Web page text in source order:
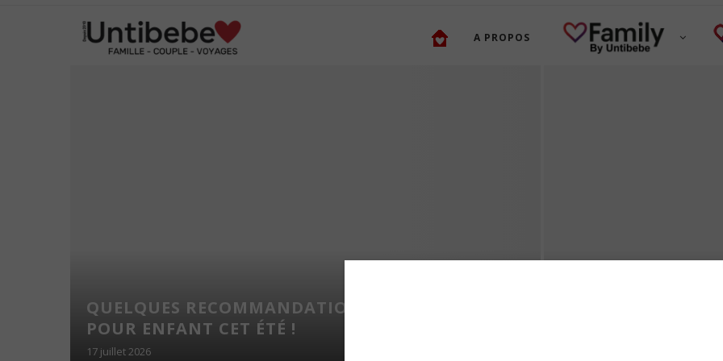
A PROPOS
QUELQUES RECOMMANDATIONS DE MANGAS
POUR ENFANT CET ÉTÉ !
17 juillet 2026
SEREINEMENT : LES
LA GARDE D’ENFANTS